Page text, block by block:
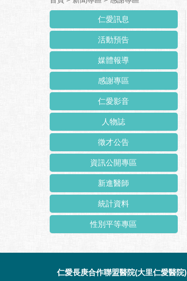
仁愛訊息
活動預告
媒體報導
感謝專區
仁愛影音
人物誌
徵才公告
資訊公開專區
新進醫師
統計資料
性別平等專區
仁愛長庚合作聯盟醫院(大里仁愛醫院)